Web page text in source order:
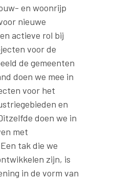
en woonrijp
nieuwe
actieve rol bij
voor de
de gemeenten
doen we mee in
voor het
en
doen we in
met
tak die we
zijn, is
in de vorm van